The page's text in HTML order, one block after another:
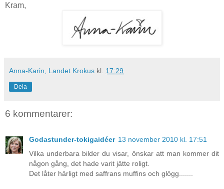
Kram,
Anna-Karin, Landet Krokus kl. 17:29
Dela
6 kommentarer:
Godastunder-tokigaidéer 13 november 2010 kl. 17:51
Vilka underbara bilder du visar, önskar att man kommer dit
någon gång, det hade varit jätte roligt.
Det låter härligt med saffrans muffins och glögg.......